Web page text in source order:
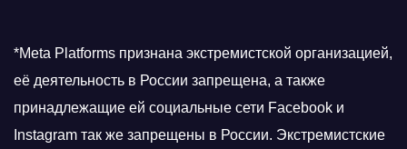
*Meta Platforms признана экстремистской организацией,
её деятельность в России запрещена, а также
принадлежащие ей социальные сети Facebook и
Instagram так же запрещены в России. Экстремистские